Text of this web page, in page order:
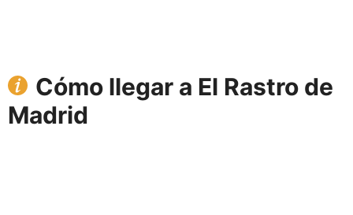
Cómo llegar a El Rastro de
Madrid